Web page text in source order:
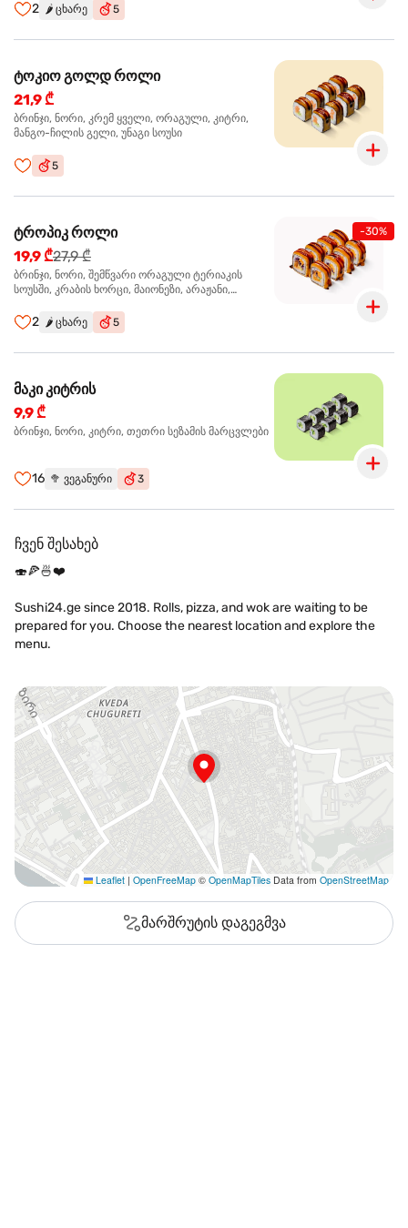
2 🌶️ ცხარე 5
ტოკიო გოლდ როლი
21,9 ₾
ბრინჯი, ნორი, კრემ ყველი, ორაგული, კიტრი,
მანგო-ჩილის გელი, უნაგი სოუსი
5
-30%
ტროპიკ როლი
19,9 ₾27,9 ₾
ბრინჯი, ნორი, შემწვარი ორაგული ტერიაკის
სოუსში, კრაბის ხორცი, მაიონეზი, არაჟანი,
სოუსი, მანგო-ჩილის გელი
2 🌶️ ცხარე 5
მაკი კიტრის
9,9 ₾
ბრინჯი, ნორი, კიტრი, თეთრი სეზამის მარცვლები
16 🥦 ვეგანური 3
ჩვენ შესახებ
🍣🍕🍜❤️
Sushi24.ge since 2018. Rolls, pizza, and wok are waiting to be
prepared for you. Choose the nearest location and explore the
menu.
Leaflet | OpenFreeMap © OpenMapTiles Data from OpenStreetMap
მარშრუტის დაგეგმვა